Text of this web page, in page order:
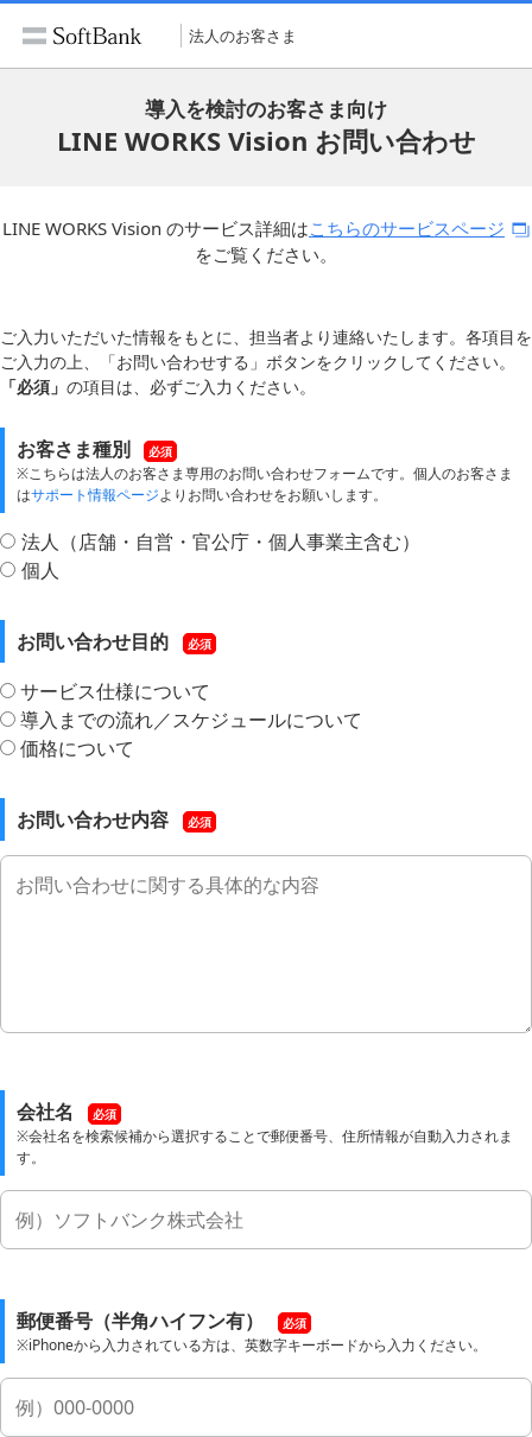
法人のお客さま
導入を検討のお客さま向け
LINE WORKS Vision お問い合わせ
LINE WORKS Vision のサービス詳細はこちらのサービスページ
をご覧ください。
ご入力いただいた情報をもとに、担当者より連絡いたします。各項目を
ご入力の上、「お問い合わせする」ボタンをクリックしてください。
「必須」 の項目は、必ずご入力ください。
お客さま種別 必須
※こちらは法人のお客さま専用のお問い合わせフォームです。個人のお客さま
はサポート情報ページよりお問い合わせをお願いします。
法人（店舗・自営・官公庁・個人事業主含む）
個人
お問い合わせ目的 必須
サービス仕様について
導入までの流れ／スケジュールについて
価格について
お問い合わせ内容 必須
会社名 必須
※会社名を検索候補から選択することで郵便番号、住所情報が自動入力されま
す。
郵便番号（半角ハイフン有） 必須
※iPhoneから入力されている方は、英数字キーボードから入力ください。